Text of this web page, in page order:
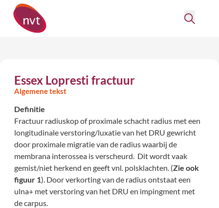
Essex Lopresti fractuur
Algemene tekst
Definitie
Fractuur radiuskop of proximale schacht radius met een
longitudinale verstoring/luxatie van het DRU gewricht
door proximale migratie van de radius waarbij de
membrana interossea is verscheurd. Dit wordt vaak
gemist/niet herkend en geeft vnl. polsklachten. (Zie ook
figuur 1). Door verkorting van de radius ontstaat een
ulna+ met verstoring van het DRU en impingment met
de carpus.